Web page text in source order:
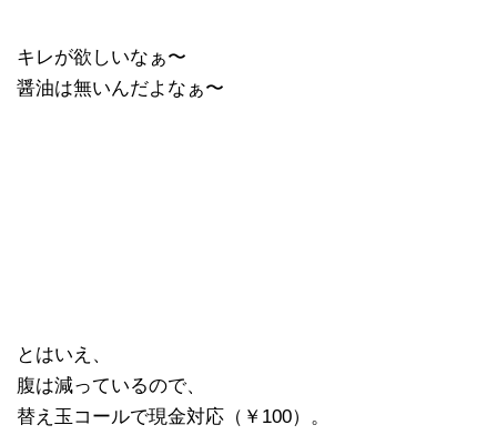
キレが欲しいなぁ〜
醤油は無いんだよなぁ〜
とはいえ、
腹は減っているので、
替え玉コールで現金対応（￥100）。